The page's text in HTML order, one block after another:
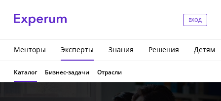
ВХОД
Менторы Эксперты Знания Решения Детям
Каталог Бизнес-задачи Отрасли